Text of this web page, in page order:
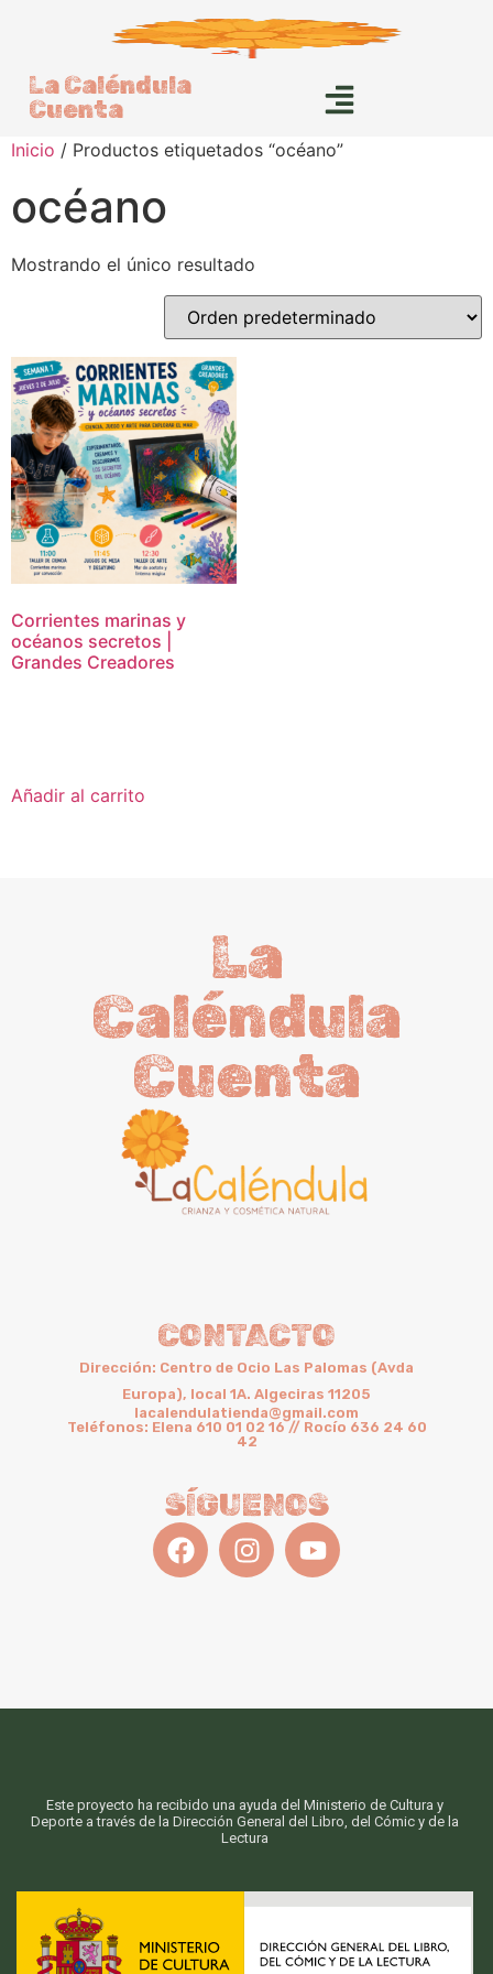
La Caléndula
Cuenta
Inicio / Productos etiquetados “océano”
océano
Mostrando el único resultado
Corrientes marinas y
océanos secretos |
Grandes Creadores
Añadir al carrito
La
Caléndula
Cuenta
CONTACTO
Dirección: Centro de Ocio Las Palomas (Avda
Europa), local 1A. Algeciras 11205
lacalendulatienda@gmail.com
Teléfonos: Elena 610 01 02 16 // Rocío 636 24 60
42
SÍGUENOS
Este proyecto ha recibido una ayuda del Ministerio de Cultura y
Deporte a través de la Dirección General del Libro, del Cómic y de la
Lectura